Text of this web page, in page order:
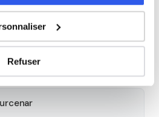
Refuser
proximité